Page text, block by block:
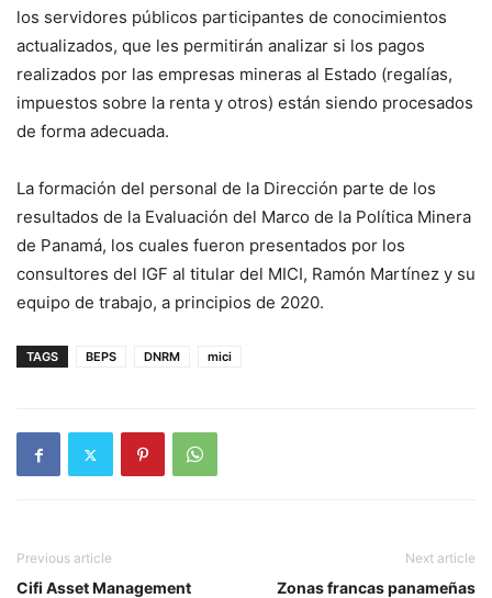
los servidores públicos participantes de conocimientos
actualizados, que les permitirán analizar si los pagos
realizados por las empresas mineras al Estado (regalías,
impuestos sobre la renta y otros) están siendo procesados
de forma adecuada.
La formación del personal de la Dirección parte de los
resultados de la Evaluación del Marco de la Política Minera
de Panamá, los cuales fueron presentados por los
consultores del IGF al titular del MICI, Ramón Martínez y su
equipo de trabajo, a principios de 2020.
TAGS BEPS DNRM mici
Previous article
Cifi Asset Management
Next article
Zonas francas panameñas